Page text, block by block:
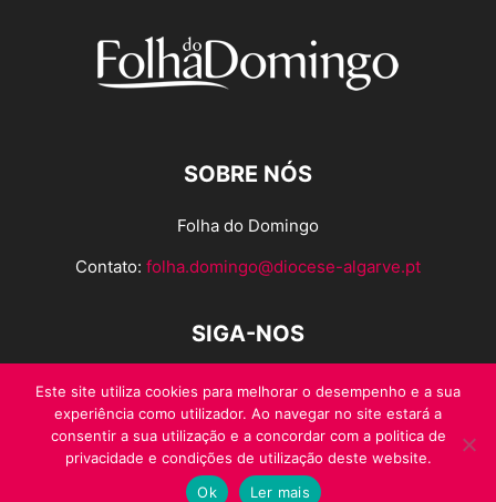
SOBRE NÓS
Folha do Domingo
Contato: folha.domingo@diocese-algarve.pt
SIGA-NOS
© Folha do Domingo 2026, todos os direitos reservados.
Este site utiliza cookies para melhorar o desempenho e a sua
experiência como utilizador. Ao navegar no site estará a
consentir a sua utilização e a concordar com a politica de
privacidade e condições de utilização deste website.
Ok
Ler mais